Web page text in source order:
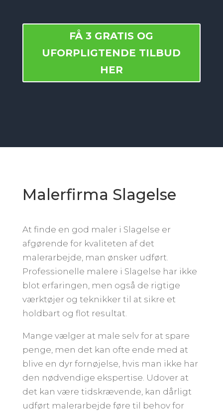
FÅ 3 GRATIS OG
UFORPLIGTENDE TILBUD
HER
Malerfirma Slagelse
At finde en god maler i Slagelse er
afgørende for kvaliteten af det
malerarbejde, man ønsker udført.
Professionelle malere i Slagelse har ikke
blot erfaringen, men også de rigtige
værktøjer og teknikker til at sikre et
holdbart og flot resultat.
Mange vælger at male selv for at spare
penge, men det kan ofte ende med at
blive en dyr fornøjelse, hvis man ikke har
den nødvendige ekspertise. Udover at
det kan være tidskrævende, kan dårligt
udført malerarbejde føre til behov for